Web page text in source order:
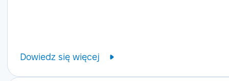
Dowiedz się więcej